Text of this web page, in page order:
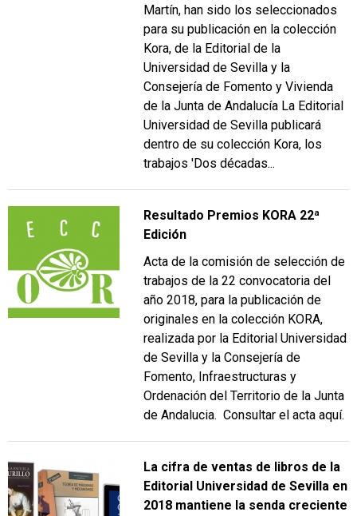
Martín, han sido los seleccionados
para su publicación en la colección
Kora, de la Editorial de la
Universidad de Sevilla y la
Consejería de Fomento y Vivienda
de la Junta de Andalucía La Editorial
Universidad de Sevilla publicará
dentro de su colección Kora, los
trabajos 'Dos décadas...
Resultado Premios KORA 22ª
Edición
Acta de la comisión de selección de
trabajos de la 22 convocatoria del
año 2018, para la publicación de
originales en la colección KORA,
realizada por la Editorial Universidad
de Sevilla y la Consejería de
Fomento, Infraestructuras y
Ordenación del Territorio de la Junta
de Andalucia. Consultar el acta aquí.
La cifra de ventas de libros de la
Editorial Universidad de Sevilla en
2018 mantiene la senda creciente